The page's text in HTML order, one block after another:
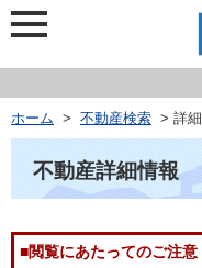
ホーム > 不動産検索 > 詳細
不動産詳細情報
■閲覧にあたってのご注意